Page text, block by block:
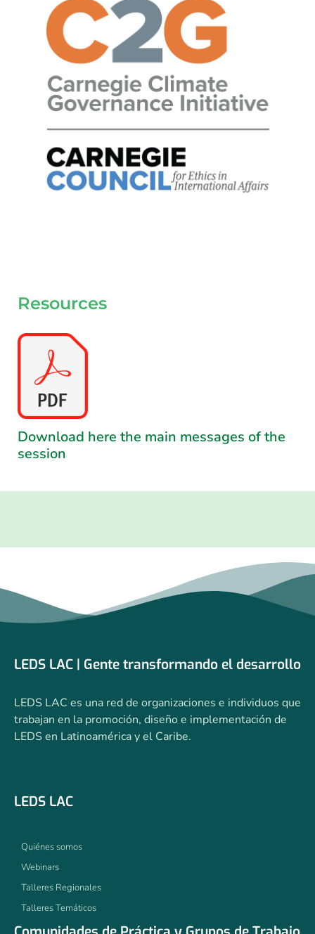
Resources
Download here the main messages of the
session
LEDS LAC | Gente transformando el desarrollo
LEDS LAC es una red de organizaciones e individuos que
trabajan en la promoción, diseño e implementación de
LEDS en Latinoamérica y el Caribe.
LEDS LAC
Quiénes somos
Webinars
Talleres Regionales
Talleres Temáticos